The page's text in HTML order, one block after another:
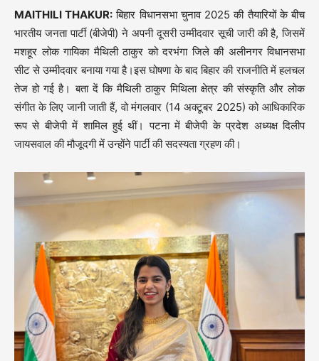
MAITHILI THAKUR: बिहार विधानसभा चुनाव 2025 की तैयारियों के बीच
भारतीय जनता पार्टी (बीजेपी) ने अपनी दूसरी उम्मीदवार सूची जारी की है, जिसमें
मशहूर लोक गायिका मैथिली ठाकुर को दरभंगा जिले की अलीनगर विधानसभा
सीट से उम्मीदवार बनाया गया है।इस घोषणा के बाद बिहार की राजनीति में हलचल
तेज हो गई है। बता दें कि मैथिली ठाकुर मिथिला क्षेत्र की संस्कृति और लोक
संगीत के लिए जानी जाती हैं, वो मंगलवार (14 अक्टूबर 2025) को आधिकारिक
रूप से बीजेपी में शामिल हुई थीं। पटना में बीजेपी के प्रदेश अध्यक्ष दिलीप
जायसवाल की मौजूदगी में उन्होंने पार्टी की सदस्यता ग्रहण की।